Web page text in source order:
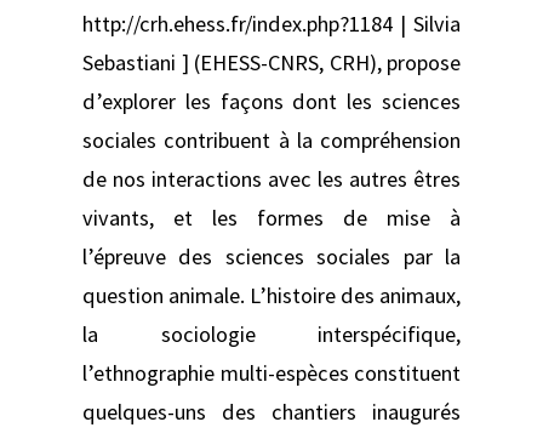
http://crh.ehess.fr/index.php?1184 | Silvia
Sebastiani ] (EHESS-CNRS, CRH), propose
d’explorer les façons dont les sciences
sociales contribuent à la compréhension
de nos interactions avec les autres êtres
vivants, et les formes de mise à
l’épreuve des sciences sociales par la
question animale. L’histoire des animaux,
la sociologie interspécifique,
l’ethnographie multi-espèces constituent
quelques-uns des chantiers inaugurés